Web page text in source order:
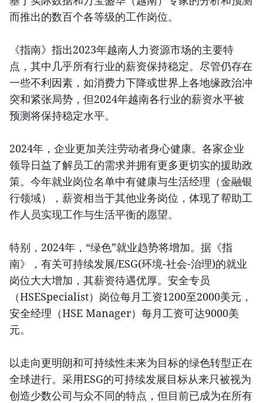
而推出的数百个各等级的工作岗位。
《指南》指出2023年越南人力资源市场的主要特
点，其中几乎所有行业的薪资保持稳定。尽管仍存在
一些不利因素，如消费力下降或世界上各地缘政治冲
突和紧张局势，但2024年越南各行业的薪资水平被
预测将保持稳定水平。
2024年，企业更加关注劳动者身心健康。各家企业
领导日益了解员工的需求并拥有更多更切实的援助政
策。今年就业岗位名单中有健康与生活经理（金融银
行领域），薪资相当于其他业务岗位，体现了帮助工
作人员实现工作与生活平衡的愿望。
特别，2024年，“绿色”就业趋势将增加。据《指
南》，有关可持续发展/ESG(环境-社会-治理)的就业
岗位大大增加，其薪资待遇优厚。安全专员
（HSESpecialist）岗位每月工资1200至2000美元，
安全经理（HSE Manager）每月工资可达9000美
元。
以走向更明朗和可持续性未来为目标的绿色转型正在
全球进行。采用ESG的可持续发展目标从来只被视为
创造少数公司与众不同的特点，但目前已成为在所有